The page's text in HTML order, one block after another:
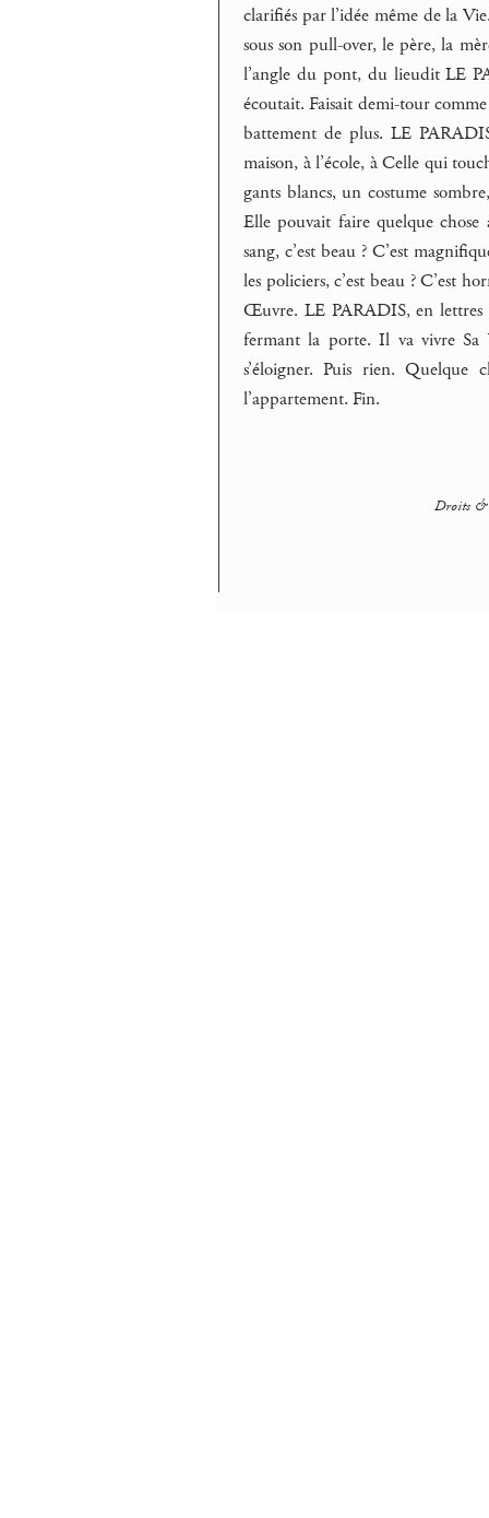
clarifiés par l’idée même de la
sous son pull-over, le père, la
l’angle du pont, du lieudit LE
écoutait. Faisait demi-tour
battement de plus. LE
maison, à l’école, à Celle qui
gants blancs, un costume
Elle pouvait faire quelque
sang, c’est beau ? C’est
les policiers, c’est beau ? C’est
Œuvre. LE PARADIS, en lettres
fermant la porte. Il va vivre
s’éloigner. Puis rien.
l’appartement. Fin.
Droits &